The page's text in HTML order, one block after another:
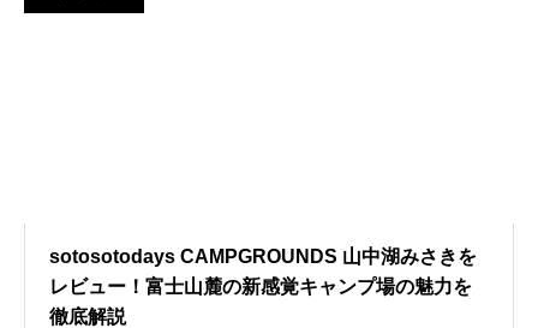
sotosotodays CAMPGROUNDS 山中湖みさきを
レビュー！富士山麓の新感覚キャンプ場の魅力を
徹底解説